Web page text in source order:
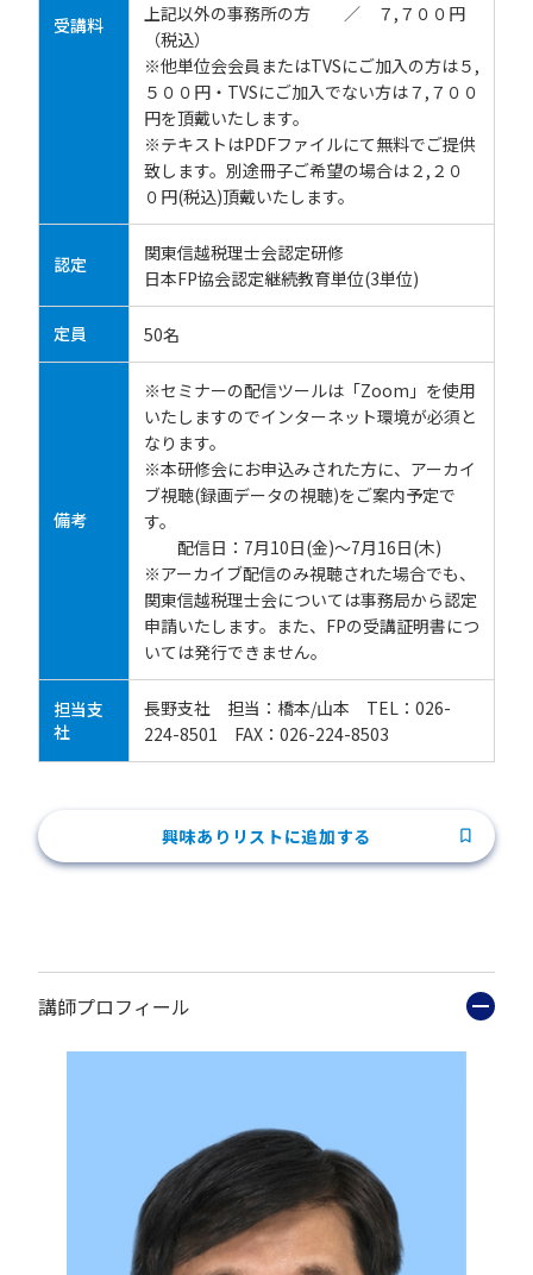
受講料
上記以外の事務所の方 ／ ７,７００円
（税込）
※他単位会会員またはTVSにご加入の方は５,
５００円・TVSにご加入でない方は７,７００
円を頂戴いたします。
※テキストはPDFファイルにて無料でご提供
致します。別途冊子ご希望の場合は２,２０
０円(税込)頂戴いたします。
認定
関東信越税理士会認定研修
日本FP協会認定継続教育単位(3単位)
定員 50名
備考
※セミナーの配信ツールは「Zoom」を使用
いたしますのでインターネット環境が必須と
なります。
※本研修会にお申込みされた方に、アーカイ
ブ視聴(録画データの視聴)をご案内予定で
す。
配信日：7月10日(金)～7月16日(木)
※アーカイブ配信のみ視聴された場合でも、
関東信越税理士会については事務局から認定
申請いたします。また、FPの受講証明書につ
いては発行できません。
担当支
社
長野支社 担当：橋本/山本 TEL：026-
224-8501 FAX：026-224-8503
興味ありリストに追加する
講師プロフィール